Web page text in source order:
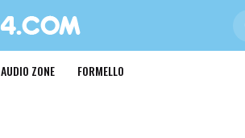
AUDIO ZONE FORMELLO